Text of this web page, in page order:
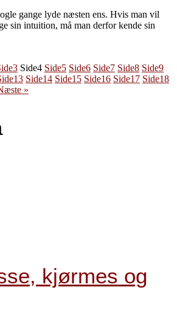
gange lyde næsten ens. Hvis man vil
sin intuition, må man derfor kende sin
3 Side4 Side5 Side6 Side7 Side8 Side9
13 Side14 Side15 Side16 Side17 Side18
»
kjørmes og